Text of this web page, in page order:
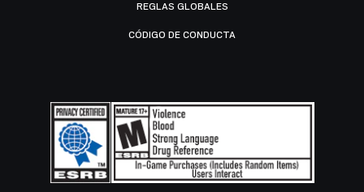
REGLAS GLOBALES
CÓDIGO DE CONDUCTA